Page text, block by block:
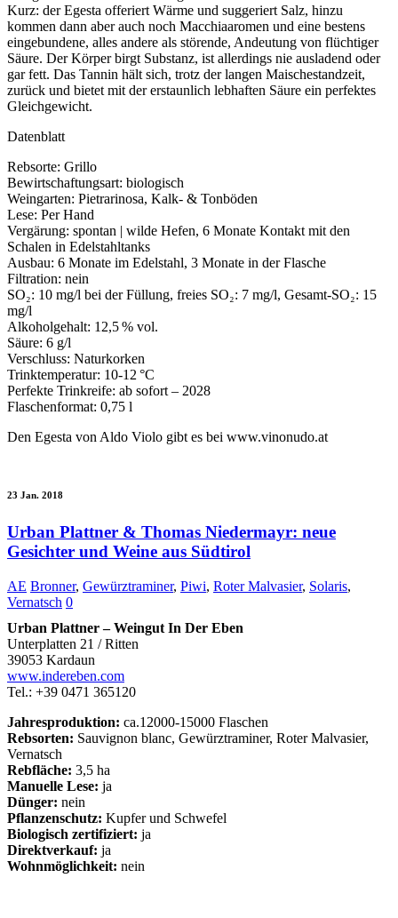
Kurz: der Egesta offeriert Wärme und suggeriert Salz, hinzu
kommen dann aber auch noch Macchiaaromen und eine bestens
eingebundene, alles andere als störende, Andeutung von flüchtiger
Säure. Der Körper birgt Substanz, ist allerdings nie ausladend oder
gar fett. Das Tannin hält sich, trotz der langen Maischestandzeit,
zurück und bietet mit der erstaunlich lebhaften Säure ein perfektes
Gleichgewicht.
Datenblatt
Rebsorte: Grillo
Bewirtschaftungsart: biologisch
Weingarten: Pietrarinosa, Kalk- & Tonböden
Lese: Per Hand
Vergärung: spontan | wilde Hefen, 6 Monate Kontakt mit den
Schalen in Edelstahltanks
Ausbau: 6 Monate im Edelstahl, 3 Monate in der Flasche
Filtration: nein
SO₂: 10 mg/l bei der Füllung, freies SO₂: 7 mg/l, Gesamt-SO₂: 15
mg/l
Alkoholgehalt: 12,5 % vol.
Säure: 6 g/l
Verschluss: Naturkorken
Trinktemperatur: 10-12 °C
Perfekte Trinkreife: ab sofort – 2028
Flaschenformat: 0,75 l
Den Egesta von Aldo Violo gibt es bei www.vinonudo.at
23 Jan. 2018
Urban Plattner & Thomas Niedermayr: neue
Gesichter und Weine aus Südtirol
AE Bronner, Gewürztraminer, Piwi, Roter Malvasier, Solaris,
Vernatsch 0
Urban Plattner – Weingut In Der Eben
Unterplatten 21 / Ritten
39053 Kardaun
www.indereben.com
Tel.: +39 0471 365120
Jahresproduktion: ca.12000-15000 Flaschen
Rebsorten: Sauvignon blanc, Gewürztraminer, Roter Malvasier,
Vernatsch
Rebfläche: 3,5 ha
Manuelle Lese: ja
Dünger: nein
Pflanzenschutz: Kupfer und Schwefel
Biologisch zertifiziert: ja
Direktverkauf: ja
Wohnmöglichkeit: nein